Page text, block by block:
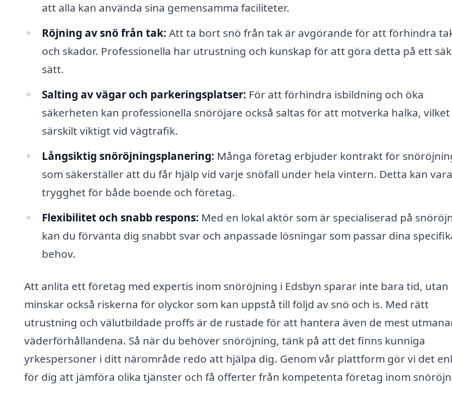
att alla kan använda sina gemensamma faciliteter.
Röjning av snö från tak: Att ta bort snö från tak är avgörande för att förhindra
och skador. Professionella har utrustning och kunskap för att göra detta på ett
sätt.
Salting av vägar och parkeringsplatser: För att förhindra isbildning och öka
säkerheten kan professionella snöröjare också saltas för att motverka halka,
särskilt viktigt vid vägtrafik.
Långsiktig snöröjningsplanering: Många företag erbjuder kontrakt för
som säkerställer att du får hjälp vid varje snöfall under hela vintern. Detta kan
trygghet för både boende och företag.
Flexibilitet och snabb respons: Med en lokal aktör som är specialiserad på
kan du förvänta dig snabbt svar och anpassade lösningar som passar dina
behov.
Att anlita ett företag med expertis inom snöröjning i Edsbyn sparar inte bara tid, utan
minskar också riskerna för olyckor som kan uppstå till följd av snö och is. Med rätt
utrustning och välutbildade proffs är de rustade för att hantera även de mest
väderförhållandena. Så när du behöver snöröjning, tänk på att det finns kunniga
yrkespersoner i ditt närområde redo att hjälpa dig. Genom vår plattform gör vi det
för dig att jämföra olika tjänster och få offerter från kompetenta företag inom